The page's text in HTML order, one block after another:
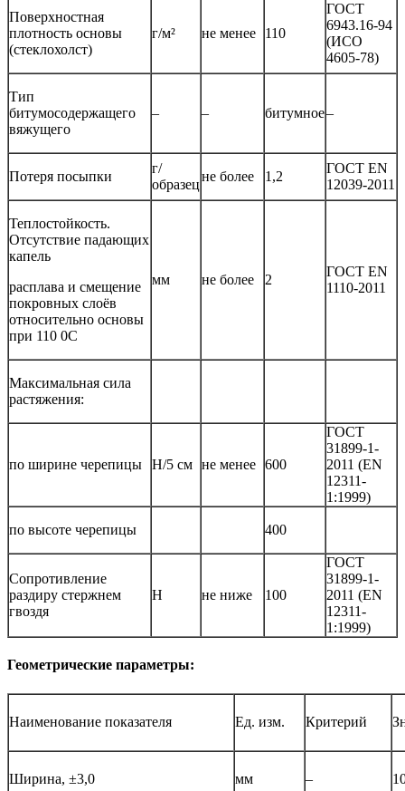
Поверхностная
плотность основы
(стеклохолст)
г/м² не менее 110
ГОСТ
6943.16-94
(ИСО
4605-78)
Тип
битумосодержащего
вяжущего
– – битумное–
Потеря посыпки
г/
образец
не более 1,2
ГОСТ EN
12039-2011
Теплостойкость.
Отсутствие падающих
капель
расплава и смещение
покровных слоёв
относительно основы
при 110 0С
мм не более 2
ГОСТ EN
1110-2011
Максимальная сила
растяжения:
по ширине черепицы Н/5 см не менее 600
ГОСТ
31899-1-
2011 (EN
12311-
1:1999)
по высоте черепицы 400
Сопротивление
раздиру стержнем
гвоздя
Н не ниже 100
ГОСТ
31899-1-
2011 (EN
12311-
1:1999)
Геометрические параметры:
Наименование показателя Ед. изм. Критерий
Ширина, ±3,0 мм –